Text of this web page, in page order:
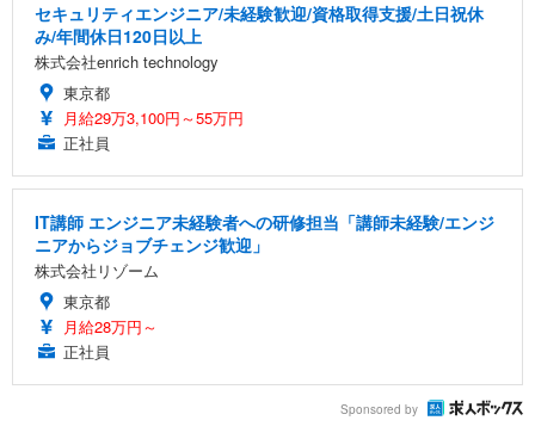
セキュリティエンジニア/未経験歓迎/資格取得支援/土日祝休
み/年間休日120日以上
株式会社enrich technology
東京都
月給29万3,100円～55万円
正社員
IT講師 エンジニア未経験者への研修担当「講師未経験/エンジ
ニアからジョブチェンジ歓迎」
株式会社リゾーム
東京都
月給28万円～
正社員
Sponsored by